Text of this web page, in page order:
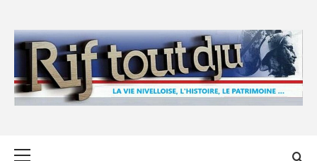
content